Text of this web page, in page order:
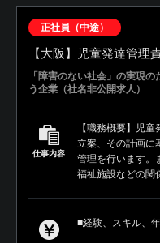
正社員（中途）
【大阪】児童発達管理
「障害のない社会」の実現
う企業（社名非公開求人）
仕事内容
【職務概要】児
立案、その計画に
管理を行います。
福祉施設などの関
■経験、スキル、